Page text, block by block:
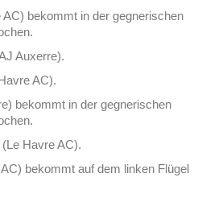
bekommt in der gegnerischen
Auxerre).
AC).
bekommt in der gegnerischen
Havre AC).
bekommt auf dem linken Flügel